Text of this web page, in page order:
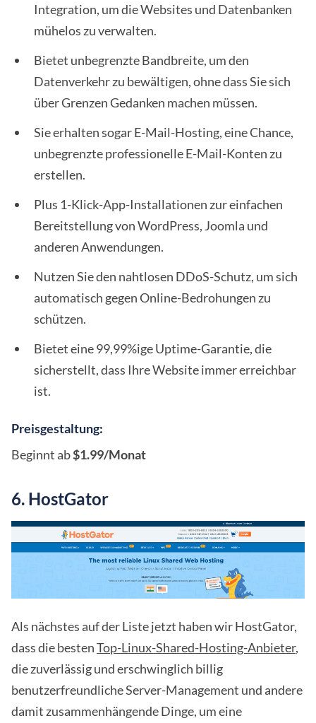
Integration, um die Websites und Datenbanken
mühelos zu verwalten.
Bietet unbegrenzte Bandbreite, um den
Datenverkehr zu bewältigen, ohne dass Sie sich
über Grenzen Gedanken machen müssen.
Sie erhalten sogar E-Mail-Hosting, eine Chance,
unbegrenzte professionelle E-Mail-Konten zu
erstellen.
Plus 1-Klick-App-Installationen zur einfachen
Bereitstellung von WordPress, Joomla und
anderen Anwendungen.
Nutzen Sie den nahtlosen DDoS-Schutz, um sich
automatisch gegen Online-Bedrohungen zu
schützen.
Bietet eine 99,99%ige Uptime-Garantie, die
sicherstellt, dass Ihre Website immer erreichbar
ist.
Preisgestaltung:
Beginnt ab$1.99/Monat
6. HostGator
Als nächstes auf der Liste jetzt haben wir HostGator,
dass die bestenTop-Linux-Shared-Hosting-Anbieter,
die zuverlässig und erschwinglich billig
benutzerfreundliche Server-Management und andere
damit zusammenhängende Dinge, um eine